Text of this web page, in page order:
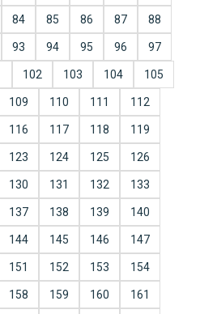
84 85 86 87 88
93 94 95 96 97
102 103 104 105
109 110 111 112
116 117 118 119
123 124 125 126
130 131 132 133
137 138 139 140
144 145 146 147
151 152 153 154
158 159 160 161